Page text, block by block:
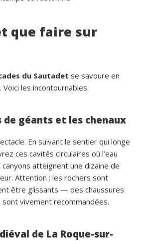
que faire sur
du Sautadet se savoure en
les incontournables.
géants et les chenaux
En suivant le sentier qui longe
ces cavités circulaires où l’eau
canyons atteignent une dizaine de
Attention : les rochers sont
être glissants — des chaussures
vivement recommandées.
de La Roque-sur-